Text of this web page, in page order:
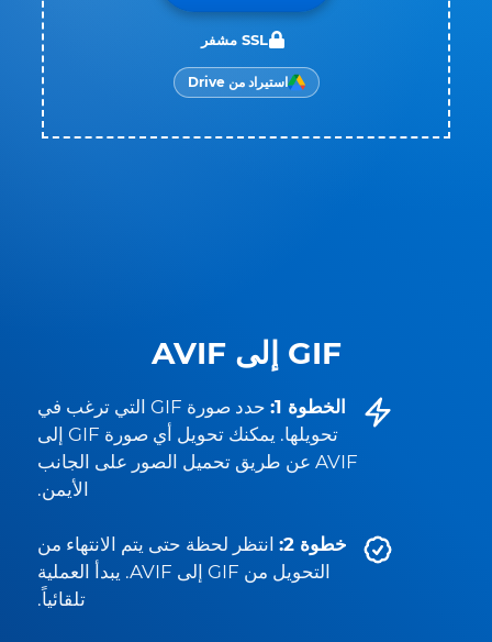
GIF إلى AVIF
الخطوة 1:
حدد صورة GIF التي ترغب في
تحويلها. يمكنك تحويل أي صورة GIF إلى
AVIF عن طريق تحميل الصور على الجانب
الأيمن.
خطوة 2:
انتظر لحظة حتى يتم الانتهاء من
التحويل من GIF إلى AVIF. يبدأ العملية
تلقائياً.
SSL مشفر
استيراد من Drive